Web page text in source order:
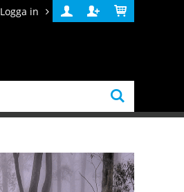
Logga in
Logga
in
Skapa
konto
Varukorg